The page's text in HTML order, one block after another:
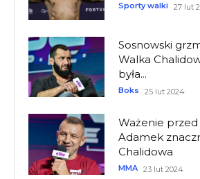
Sporty walki 27 lut
Sosnowski
Walka
była...
Boks 25 lut 2024
Ważenie przed
Adamek
Chalidowa
MMA 23 lut 2024